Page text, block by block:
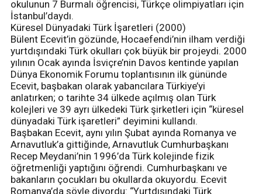
okulunun 7 Burmalı öğrencisi, Türkçe olimpiyatları için
İstanbul’daydı.
Küresel Dünyadaki Türk İşaretleri (2000)
Bülent Ecevit’in gözünde, Hocaefendi’nin ilham verdiği
yurtdışındaki Türk okulları çok büyük bir projeydi. 2000
yılının Ocak ayında İsviçre’nin Davos kentinde yapılan
Dünya Ekonomik Forumu toplantısının ilk gününde
Ecevit, başbakan olarak yabancılara Türkiye’yi
anlatırken; o tarihte 34 ülkede açılmış olan Türk
kolejleri ve 39 ayrı ülkedeki Türk şirketleri için “küresel
dünyadaki Türk işaretleri” deyimini kullandı.
Başbakan Ecevit, aynı yılın Şubat ayında Romanya ve
Arnavutluk’a gittiğinde, Arnavutluk Cumhurbaşkanı
Recep Meydani’nin 1996’da Türk kolejinde fizik
öğretmenliği yaptığını öğrendi. Cumhurbaşkanı ve
bakanların çocukları bu okullarda okuyordu. Ecevit
Romanya’da şöyle diyordu: “Yurtdışındaki Türk